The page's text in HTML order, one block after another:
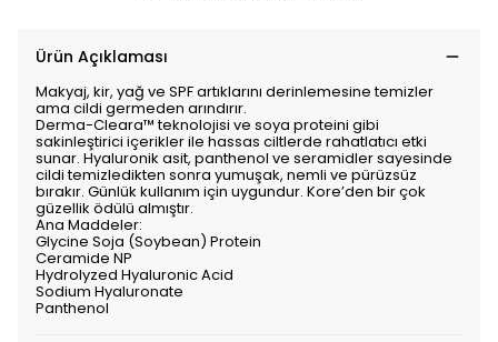
Ürün Açıklaması
Makyaj, kir, yağ ve SPF artıklarını derinlemesine temizler
ama cildi germeden arındırır.
Derma-Cleara™ teknolojisi ve soya proteini gibi
sakinleştirici içerikler ile hassas ciltlerde rahatlatıcı etki
sunar. Hyaluronik asit, panthenol ve seramidler sayesinde
cildi temizledikten sonra yumuşak, nemli ve pürüzsüz
bırakır. Günlük kullanım için uygundur. Kore’den bir çok
güzellik ödülü almıştır.
Ana Maddeler:
Glycine Soja (Soybean) Protein
Ceramide NP
Hydrolyzed Hyaluronic Acid
Sodium Hyaluronate
Panthenol